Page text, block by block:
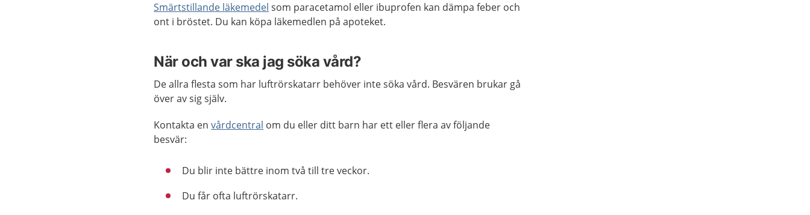
Smärtstillande läkemedel som paracetamol eller ibuprofen kan dämpa feber och
ont i bröstet. Du kan köpa läkemedlen på apoteket.
När och var ska jag söka vård?
De allra flesta som har luftrörskatarr behöver inte söka vård. Besvären brukar gå
över av sig själv.
Kontakta envårdcentral om du eller ditt barn har ett eller flera av följande
besvär:
Du blir inte bättre inom två till tre veckor.
Du får ofta luftrörskatarr.